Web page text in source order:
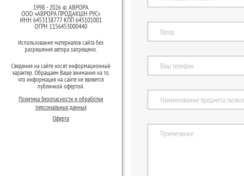
1998 - 2026 © АВРОРА
ООО «АВРОРА ПРОДАКШН РУС»
ИНН 6453138777 КПП 645101001
ОГРН 1156453000440
Использование материалов сайта без
разрешения автора запрещено.
Сведения на сайте носят информационный
характер. Обращаем Ваше внимание на то,
что информация на сайте не является
публичной офертой.
Политика безопасности и обработки
персональных данных
Оферта